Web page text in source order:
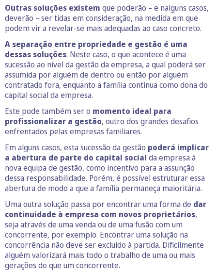
Outras soluções existem que poderão – e nalguns casos,
deverão – ser tidas em consideração, na medida em que
podem vir a revelar-se mais adequadas ao caso concreto.
A separação entre propriedade e gestão é uma
dessas soluções. Neste caso, o que acontece é uma
sucessão ao nível da gestão da empresa, a qual poderá ser
assumida por alguém de dentro ou então por alguém
contratado fora, enquanto a família continua como dona do
capital social da empresa.
Este pode também ser o momento ideal para
profissionalizar a gestão, outro dos grandes desafios
enfrentados pelas empresas familiares.
Em alguns casos, esta sucessão da gestão poderá implicar
a abertura de parte do capital social da empresa à
nova equipa de gestão, como incentivo para a assunção
dessa responsabilidade. Porém, é possível estruturar essa
abertura de modo a que a família permaneça maioritária.
Uma outra solução passa por encontrar uma forma de dar
continuidade à empresa com novos proprietários,
seja através de uma venda ou de uma fusão com um
concorrente, por exemplo. Encontrar uma solução na
concorrência não deve ser excluído à partida. Dificilmente
alguém valorizará mais todo o trabalho de uma ou mais
gerações do que um concorrente.